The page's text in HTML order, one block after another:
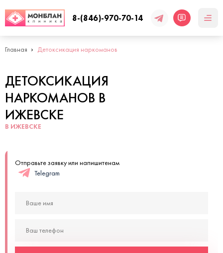
8-(846)-970-70-14
Главная Детоксикация наркоманов
ДЕТОКСИКАЦИЯ
НАРКОМАНОВ В
ИЖЕВСКЕ
В ИЖЕВСКЕ
Отправьте заявку или напишитенам
Telegram